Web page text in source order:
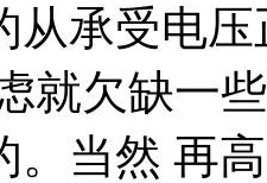
从承受电
就欠缺一
。当然 再